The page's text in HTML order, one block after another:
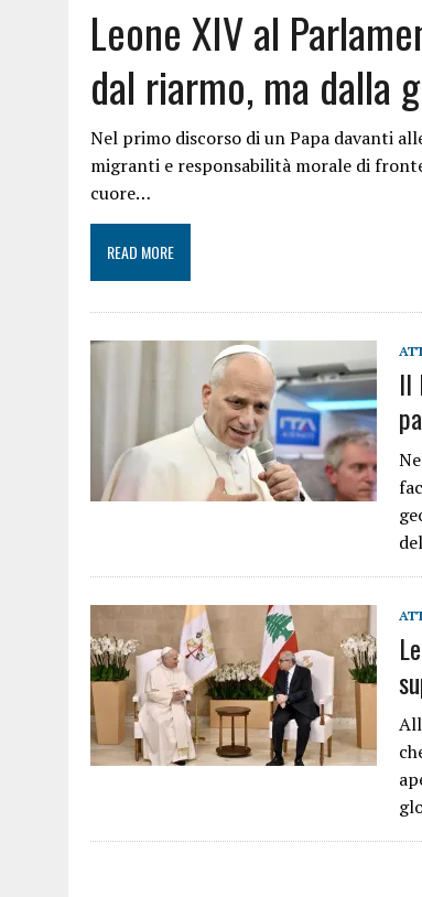
Leone XIV al
dal riarmo, ma dalla
Nel primo discorso di un Papa davanti
migranti e responsabilità morale di
cuore…
READ MORE
Il